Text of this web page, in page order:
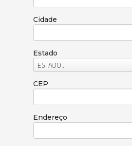
Cidade
Estado
ESTADO...
CEP
Endereço